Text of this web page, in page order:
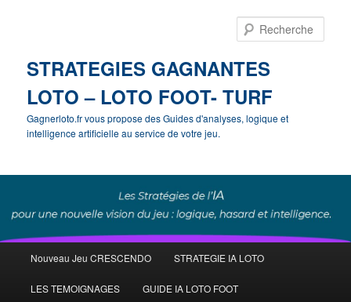
STRATEGIES GAGNANTES
LOTO – LOTO FOOT- TURF
Gagnerloto.fr vous propose des Guides d'analyses, logique et
intelligence artificielle au service de votre jeu.
principal
Aller
au
Aller
au
Nouveau Jeu CRESCENDO STRATEGIE IA LOTO
LES TEMOIGNAGES GUIDE IA LOTO FOOT